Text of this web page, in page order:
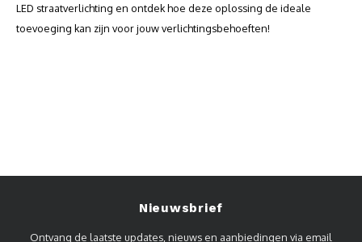
LED straatverlichting en ontdek hoe deze oplossing de ideale
toevoeging kan zijn voor jouw verlichtingsbehoeften!
Nieuwsbrief
Ontvang de laatste updates, nieuws en aanbiedingen via email